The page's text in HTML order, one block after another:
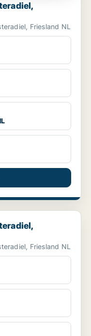
Friesland NL
NL
Friesland NL